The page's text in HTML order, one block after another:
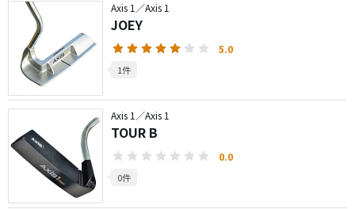
Axis 1／Axis 1
JOEY
5.0
1件
Axis 1／Axis 1
TOUR B
0.0
0件